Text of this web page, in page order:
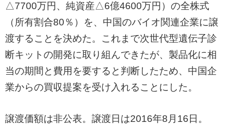
△7700万円、純資産△6億4600万円）の全株式
（所有割合80％）を、中国のバイオ関連企業に譲
渡することを決めた。これまで次世代型遺伝子診
断キットの開発に取り組んできたが、製品化に相
当の期間と費用を要すると判断したため、中国企
業からの買収提案を受け入れることにした。
譲渡価額は非公表。譲渡日は2016年8月16日。